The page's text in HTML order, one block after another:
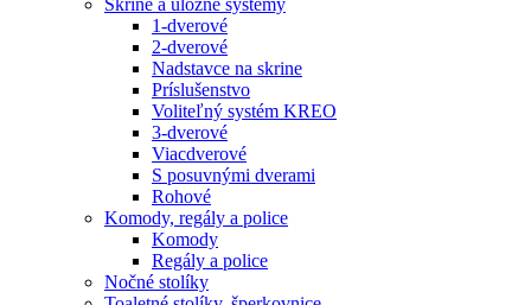
Skrine a úložné systémy
1-dverové
2-dverové
Nadstavce na skrine
Príslušenstvo
Voliteľný systém KREO
3-dverové
Viacdverové
S posuvnými dverami
Rohové
Komody, regály a police
Komody
Regály a police
Nočné stolíky